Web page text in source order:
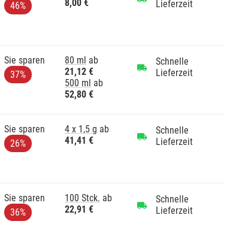
46%
8,00 €
Lieferzeit
Sie sparen
37%
80 ml ab
21,12 €
500 ml ab
52,80 €
Schnelle
Lieferzeit
Sie sparen
26%
4 x 1,5 g ab
41,41 €
Schnelle
Lieferzeit
Sie sparen
36%
100 Stck. ab
22,91 €
Schnelle
Lieferzeit